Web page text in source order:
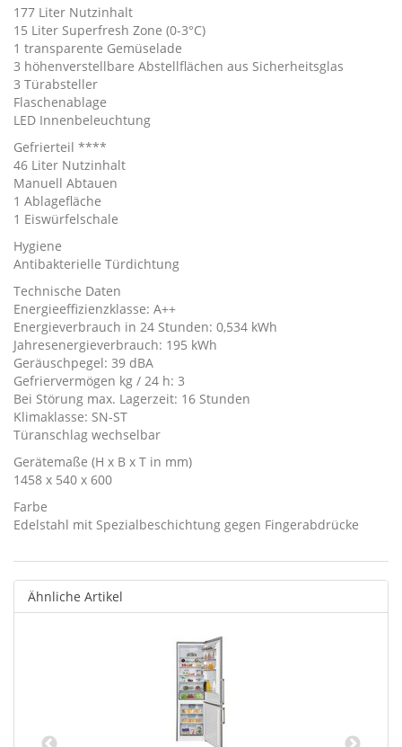
177 Liter Nutzinhalt
15 Liter Superfresh Zone (0-3°C)
1 transparente Gemüselade
3 höhenverstellbare Abstellflächen aus Sicherheitsglas
3 Türabsteller
Flaschenablage
LED Innenbeleuchtung
Gefrierteil ****
46 Liter Nutzinhalt
Manuell Abtauen
1 Ablagefläche
1 Eiswürfelschale
Hygiene
Antibakterielle Türdichtung
Technische Daten
Energieeffizienzklasse: A++
Energieverbrauch in 24 Stunden: 0,534 kWh
Jahresenergieverbrauch: 195 kWh
Geräuschpegel: 39 dBA
Gefriervermögen kg / 24 h: 3
Bei Störung max. Lagerzeit: 16 Stunden
Klimaklasse: SN-ST
Türanschlag wechselbar
Gerätemaße (H x B x T in mm)
1458 x 540 x 600
Farbe
Edelstahl mit Spezialbeschichtung gegen Fingerabdrücke
Ähnliche Artikel